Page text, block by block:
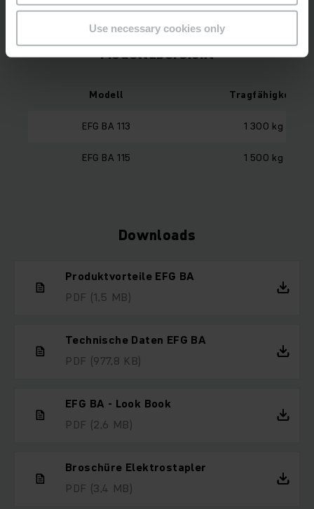
Use necessary cookies only
Modellübersicht
Modell Tragfähigkeit
EFG BA 113 1 300 kg
EFG BA 115 1 500 kg
Downloads
Produktvorteile EFG BA
PDF (1,5 MB)
Technische Daten EFG BA
PDF (977,8 KB)
EFG BA - Look Book
PDF (2,6 MB)
Broschüre Elektrostapler
PDF (3,4 MB)